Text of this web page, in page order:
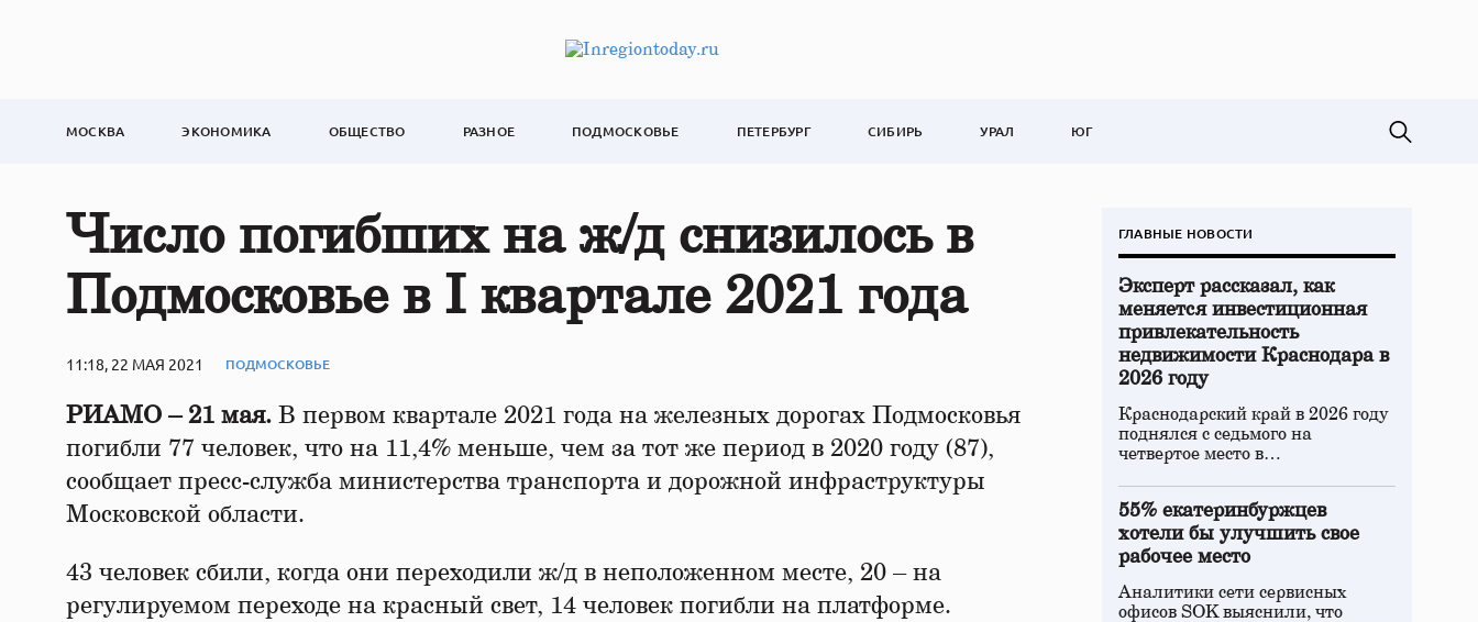
МОСКВА ЭКОНОМИКА ОБЩЕСТВО РАЗНОЕ ПОДМОСКОВЬЕ ПЕТЕРБУРГ СИБИРЬ УРАЛ ЮГ
Число погибших на ж/д снизилось в
Подмосковье в I квартале 2021 года
11:18, 22 МАЯ 2021 ПОДМОСКОВЬЕ
РИАМО – 21 мая. В первом квартале 2021 года на железных дорогах Подмосковья
погибли 77 человек, что на 11,4% меньше, чем за тот же период в 2020 году (87),
сообщает пресс-служба министерства транспорта и дорожной инфраструктуры
Московской области.
43 человек сбили, когда они переходили ж/д в неположенном месте, 20 – на
регулируемом переходе на красный свет, 14 человек погибли на платформе.
ГЛАВНЫЕ НОВОСТИ
Эксперт рассказал, как
меняется инвестиционная
привлекательность
недвижимости Краснодара в
2026 году
Краснодарский край в 2026 году
поднялся с седьмого на
четвертое место в…
55% екатеринбуржцев
хотели бы улучшить свое
рабочее место
Аналитики сети сервисных
офисов SOK выяснили, что